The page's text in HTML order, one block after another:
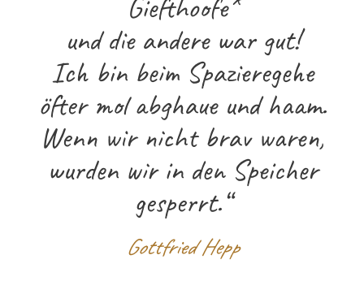
und die andere war gut!
Ich bin beim Spazieregehe
öfter mol abghaue und haam.
Wenn wir nicht brav waren,
wurden wir in den Speicher
gesperrt.“
Gottfried Hepp